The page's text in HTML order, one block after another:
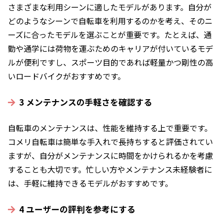
さまざまな利用シーンに適したモデルがあります。自分が
どのようなシーンで自転車を利用するのかを考え、そのニ
ーズに合ったモデルを選ぶことが重要です。たとえば、通
勤や通学には荷物を運ぶためのキャリアが付いているモデ
ルが便利ですし、スポーツ目的であれば軽量かつ剛性の高
いロードバイクがおすすめです。
3 メンテナンスの手軽さを確認する
自転車のメンテナンスは、性能を維持する上で重要です。
コメリ自転車は簡単な手入れで長持ちすると評価されてい
ますが、自分がメンテナンスに時間をかけられるかを考慮
することも大切です。忙しい方やメンテナンス未経験者に
は、手軽に維持できるモデルがおすすめです。
4 ユーザーの評判を参考にする